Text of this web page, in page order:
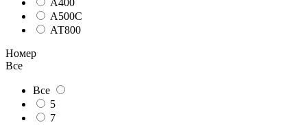
А400
А500С
АТ800
Номер
Все
Все
5
7